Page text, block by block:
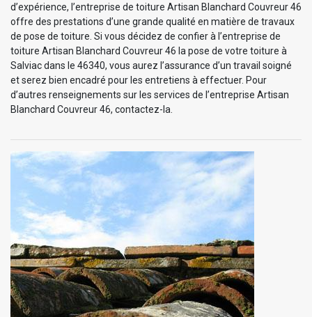
d’expérience, l’entreprise de toiture Artisan Blanchard Couvreur 46
offre des prestations d’une grande qualité en matière de travaux
de pose de toiture. Si vous décidez de confier à l’entreprise de
toiture Artisan Blanchard Couvreur 46 la pose de votre toiture à
Salviac dans le 46340, vous aurez l’assurance d’un travail soigné
et serez bien encadré pour les entretiens à effectuer. Pour
d’autres renseignements sur les services de l’entreprise Artisan
Blanchard Couvreur 46, contactez-la.